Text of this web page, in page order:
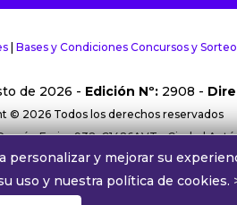
| Bases y Condiciones Concursos y
de 2026 - Edición Nº: 2908 -
© 2026 Todos los derechos reservados
Freire 932, C1426AVT - Ciudad
|Trabajá con
de Radiodifusora Buenos Aires S.A.´
personalizar y mejorar su
uso y nuestra política de cookies.